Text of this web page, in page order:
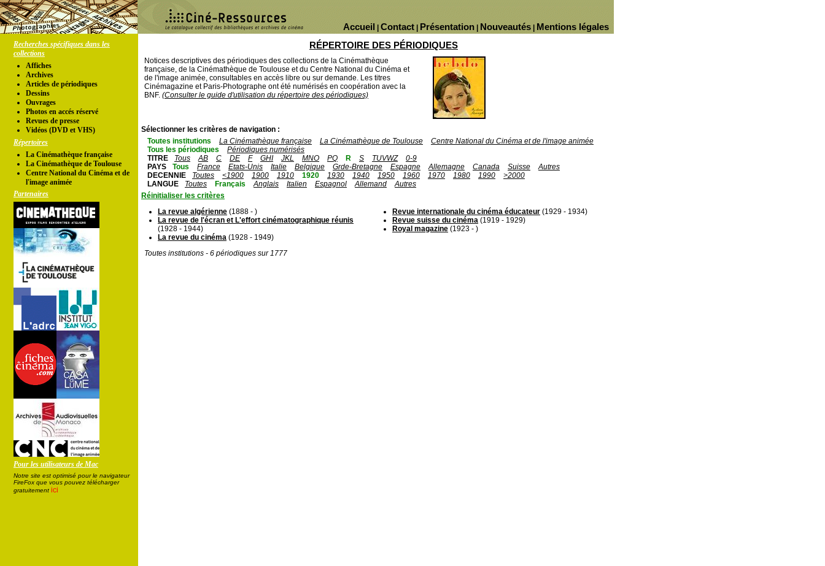
Mentions légales
Nouveautés
Présentation
Contact
Accueil
Recherches spécifiques dans les
collections
Affiches
Archives
Articles de périodiques
Dessins
Ouvrages
Photos en accés réservé
Revues de presse
Vidéos (DVD et VHS)
Répertoires
La Cinémathèque française
La Cinémathèque de Toulouse
Centre National du Cinéma et de
l'image animée
Partenaires
Pour les utilisateurs de Mac
Notre site est optimisé pour le navigateur
FireFox que vous pouvez télécharger
gratuitement ici
RÉPERTOIRE DES PÉRIODIQUES
Notices descriptives des périodiques des collections de la Cinémathèque
française, de la Cinémathèque de Toulouse et du Centre National du Cinéma et
de l'image animée, consultables en accès libre ou sur demande. Les titres
Cinémagazine et Paris-Photographe ont été numérisés en coopération avec la
BNF. (Consulter le guide d'utilisation du répertoire des périodiques)
Sélectionner les critères de navigation :
Toutes institutions
La Cinémathèque française La Cinémathèque de Toulouse
Centre National du Cinéma et de l'image animée
Tous les périodiques
Périodiques numérisés
TITRE
Tous AB C DE F GHI JKL MNO PQ R S TUVWZ
0-9
PAYS
Tous France Etats-Unis Italie Belgique Grde-Bretagne Espagne Allemagne Canada Suisse
Autres
DECENNIE
Toutes <1900 1900 1910 1920 1930 1940 1950 1960 1970 1980 1990
>2000
LANGUE
Toutes Français Anglais Italien Espagnol Allemand
Autres
Réinitialiser les critères
La revue algérienne (1888 - )
La revue de l'écran et L'effort cinématographique réunis
(1928 - 1944)
La revue du cinéma (1928 - 1949)
Revue internationale du cinéma éducateur (1929 - 1934)
Revue suisse du cinéma (1919 - 1929)
Royal magazine (1923 - )
Toutes institutions - 6 périodiques sur 1777